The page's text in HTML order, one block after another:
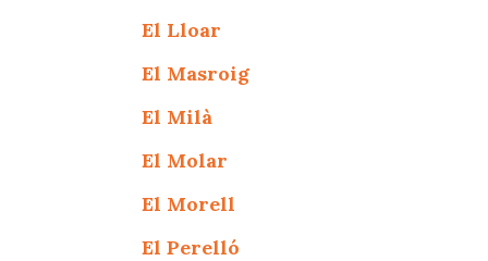
El Lloar
El Masroig
El Milà
El Molar
El Morell
El Perelló